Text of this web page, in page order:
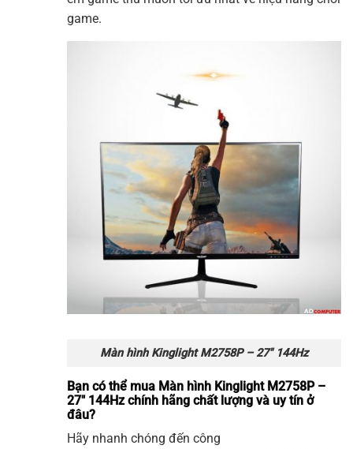
game.
Màn hình Kinglight M2758P – 27″ 144Hz
Bạn có thể mua Màn hình Kinglight M2758P –
27″ 144Hz chính hãng chất lượng và uy tín ở
đâu?
Hãy nhanh chóng đến công